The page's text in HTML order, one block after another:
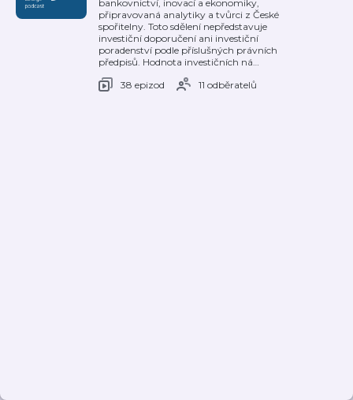
bankovnictví, inovací a ekonomiky,
připravovaná analytiky a tvůrci z České
spořitelny. Toto sdělení nepředstavuje
investiční doporučení ani investiční
poradenství podle příslušných právních
předpisů. Hodnota investičních ná…
38 epizod
11 odběratelů